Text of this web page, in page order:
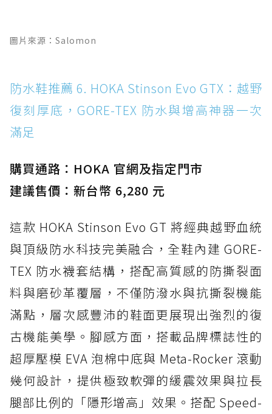
圖片來源：Salomon
防水鞋推薦 6. HOKA Stinson Evo GTX：越野
復刻厚底，GORE-TEX 防水與增高神器一次
滿足
購買通路：HOKA 官網及指定門市
建議售價：新台幣 6,280 元
這款 HOKA Stinson Evo GT 將經典越野血統
與頂級防水科技完美融合，全鞋內建 GORE-
TEX 防水襪套結構，搭配高質感的防撕裂面
料與磨砂革覆層，不僅防潑水與抗撕裂機能
滿點，層次感豐沛的鞋面更展現出強烈的復
古機能美學。腳感方面，搭載品牌標誌性的
超厚壓模 EVA 泡棉中底與 Meta-Rocker 滾動
幾何設計，提供極致軟彈的緩震效果與拉長
腿部比例的「隱形增高」效果。搭配 Speed-